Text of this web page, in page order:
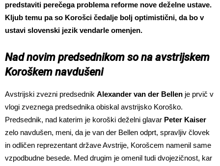
predstaviti perečega problema reforme nove deželne ustave.
Kljub temu pa so Korošci čedalje bolj optimistični, da bo v
ustavi slovenski jezik vendarle omenjen.
Nad novim predsednikom so na avstrijskem
Koroškem navdušeni
Avstrijski zvezni predsednik Alexander van der Bellen je prvič v
vlogi zveznega predsednika obiskal avstrijsko Koroško.
Predsednik, nad katerim je koroški deželni glavar Peter Kaiser
zelo navdušen, meni, da je van der Bellen odprt, spravljiv človek
in odličen reprezentant države Avstrije, Korošcem namenil same
vzpodbudne besede. Med drugim je omenil tudi dvojezičnost, kar